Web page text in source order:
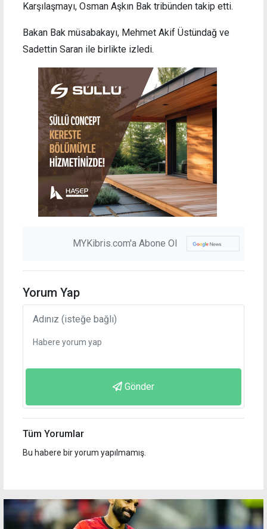
Karşılaşmayı, Osman Aşkın Bak tribünden takip etti.
Bakan Bak müsabakayı, Mehmet Akif Üstündağ ve
Sadettin Saran ile birlikte izledi.
MYKibris.com'a Abone Ol
Yorum Yap
Gönder
Tüm Yorumlar
Bu habere bir yorum yapılmamış.